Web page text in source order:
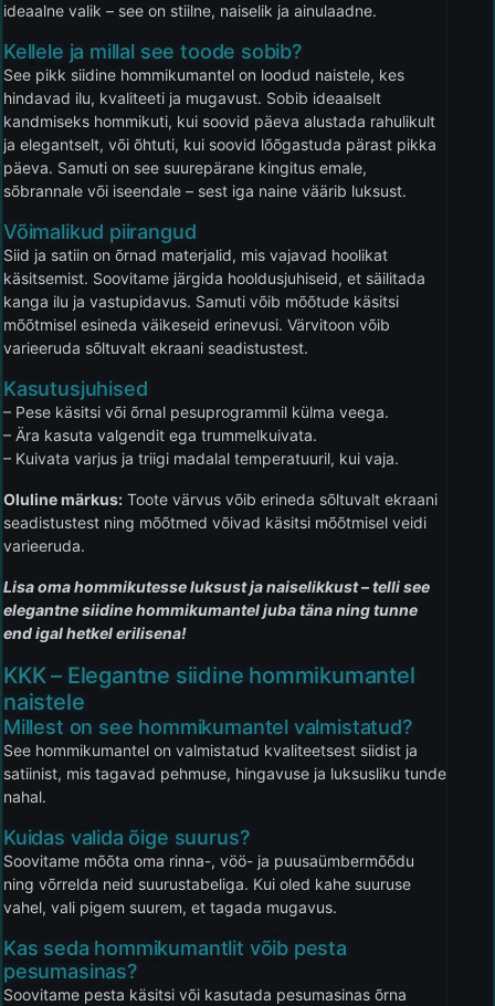
ideaalne valik – see on stiilne, naiselik ja ainulaadne.
Kellele ja millal see toode sobib?
See pikk siidine hommikumantel on loodud naistele, kes
hindavad ilu, kvaliteeti ja mugavust. Sobib ideaalselt
kandmiseks hommikuti, kui soovid päeva alustada rahulikult
ja elegantselt, või õhtuti, kui soovid lõõgastuda pärast pikka
päeva. Samuti on see suurepärane kingitus emale,
sõbrannale või iseendale – sest iga naine väärib luksust.
Võimalikud piirangud
Siid ja satiin on õrnad materjalid, mis vajavad hoolikat
käsitsemist. Soovitame järgida hooldusjuhiseid, et säilitada
kanga ilu ja vastupidavus. Samuti võib mõõtude käsitsi
mõõtmisel esineda väikeseid erinevusi. Värvitoon võib
varieeruda sõltuvalt ekraani seadistustest.
Kasutusjuhised
– Pese käsitsi või õrnal pesuprogrammil külma veega.
– Ära kasuta valgendit ega trummelkuivata.
– Kuivata varjus ja triigi madalal temperatuuril, kui vaja.
Oluline märkus: Toote värvus võib erineda sõltuvalt ekraani
seadistustest ning mõõtmed võivad käsitsi mõõtmisel veidi
varieeruda.
Lisa oma hommikutesse luksust ja naiselikkust – telli see
elegantne siidine hommikumantel juba täna ning tunne
end igal hetkel erilisena!
KKK – Elegantne siidine hommikumantel
naistele
Millest on see hommikumantel valmistatud?
See hommikumantel on valmistatud kvaliteetsest siidist ja
satiinist, mis tagavad pehmuse, hingavuse ja luksusliku tunde
nahal.
Kuidas valida õige suurus?
Soovitame mõõta oma rinna-, vöö- ja puusaümbermõõdu
ning võrrelda neid suurustabeliga. Kui oled kahe suuruse
vahel, vali pigem suurem, et tagada mugavus.
Kas seda hommikumantlit võib pesta
pesumasinas?
Soovitame pesta käsitsi või kasutada pesumasinas õrna